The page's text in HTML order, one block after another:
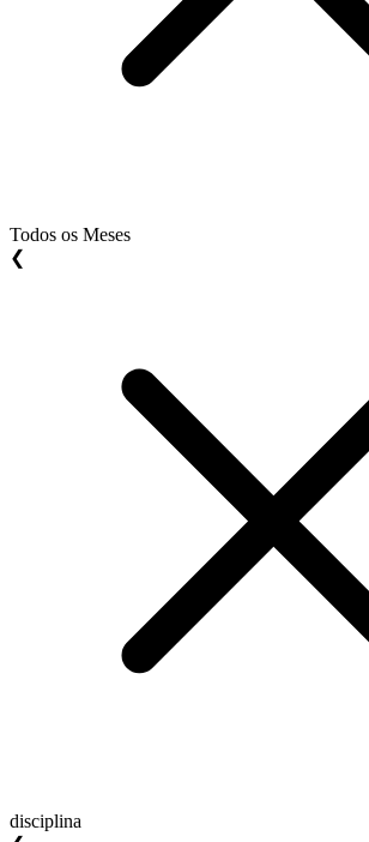
Todos os Meses
❮
disciplina